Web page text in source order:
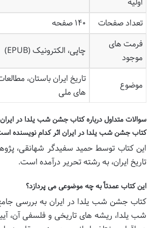
تعداد صفحات
۱۴۰ صفحه
فرمت های
موجود
چاپی، الکترونیک (EPUB)
موضوع
تاریخ ایران باستان،
های ملی
سوالات متداول درباره کتاب جشن شب یلدا در ایران
کتاب جشن شب یلدا در ایران اثر کدام نویسنده
این کتاب توسط حمید سفیدگر شهانقی،
تاریخ ایران، به رشته تحریر درآمده است.
این کتاب عمدتاً به چه موضوعی می پردازد؟
کتاب جشن شب یلدا در ایران به بررسی
شب یلدا، ریشه های تاریخی و فلسفی آن،